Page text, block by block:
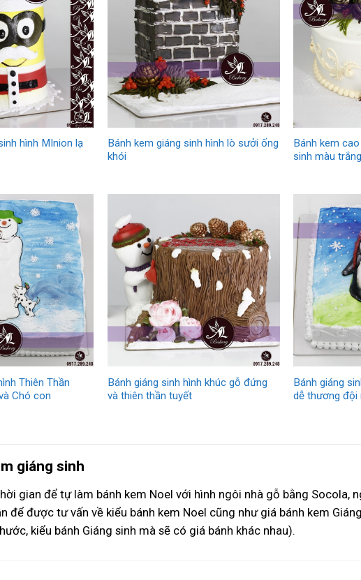
hình MInion lạ
Bánh kem giáng sinh hình lò sưởi ống
khói
Bánh kem
sinh màu
Thiên Thần
Chó con
Bánh giáng sinh hình khúc gỗ đứng
và thiên thần tuyết
Bánh giáng
dễ thương đội
giáng sinh
gian để tự làm bánh kem Noel với hình ngôi nhà gỗ bằng
để được tư vấn về kiểu bánh kem Noel cũng như giá bánh kem
kiểu bánh Giáng sinh mà sẽ có giá bánh khác nhau).